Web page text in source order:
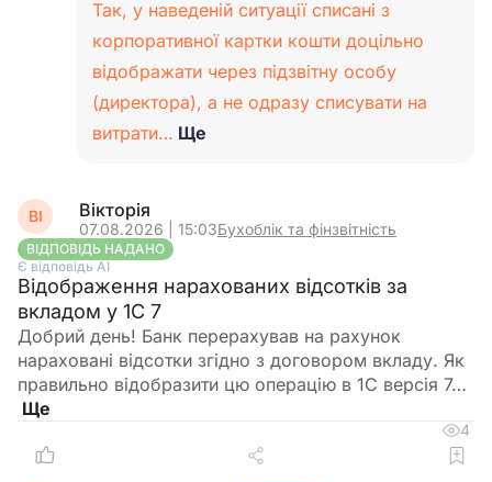
Так, у наведеній ситуації списані з
корпоративної картки кошти доцільно
відображати через підзвітну особу
(директора), а не одразу списувати на
витрати… Ще
ВІ Вікторія
07.08.2026 | 15:03Бухоблік та фінзвітність
ВІДПОВІДЬ НАДАНО
Є відповідь АІ
Відображення нарахованих відсотків за
вкладом у 1С 7
Добрий день! Банк перерахував на рахунок
нараховані відсотки згідно з договором вкладу. Як
правильно відобразити цю операцію в 1С версія 7…
4